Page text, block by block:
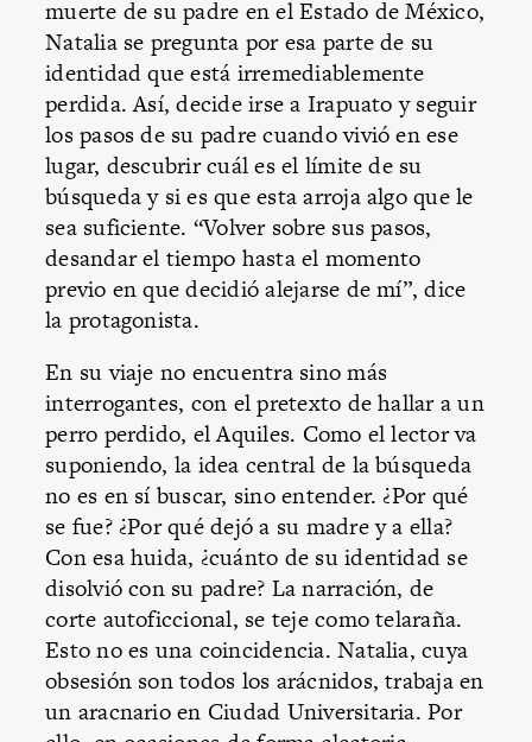
muerte de su padre en el Estado de México,
Natalia se pregunta por esa parte de su
identidad que está irremediablemente
perdida. Así, decide irse a Irapuato y seguir
los pasos de su padre cuando vivió en ese
lugar, descubrir cuál es el límite de su
búsqueda y si es que esta arroja algo que le
sea suficiente. “Volver sobre sus pasos,
desandar el tiempo hasta el momento
previo en que decidió alejarse de mí”, dice
la protagonista.
En su viaje no encuentra sino más
interrogantes, con el pretexto de hallar a un
perro perdido, el Aquiles. Como el lector va
suponiendo, la idea central de la búsqueda
no es en sí buscar, sino entender. ¿Por qué
se fue? ¿Por qué dejó a su madre y a ella?
Con esa huida, ¿cuánto de su identidad se
disolvió con su padre? La narración, de
corte autoficcional, se teje como telaraña.
Esto no es una coincidencia. Natalia, cuya
obsesión son todos los arácnidos, trabaja en
un aracnario en Ciudad Universitaria. Por